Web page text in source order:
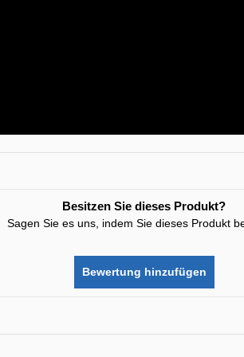
Besitzen Sie dieses Produkt?
Sagen Sie es uns, indem Sie dieses Produkt
Bewertung hinzufügen